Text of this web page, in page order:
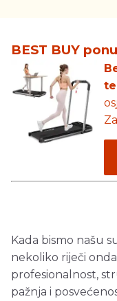
BEST BUY
Kada bismo našu
nekoliko riječi
profesionalnost,
pažnja i